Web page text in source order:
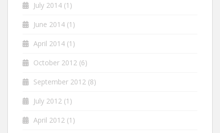
July 2014 (1)
June 2014 (1)
April 2014 (1)
October 2012 (6)
September 2012 (8)
July 2012 (1)
April 2012 (1)